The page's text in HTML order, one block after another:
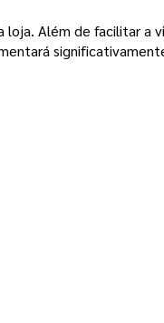
Além de facilitar a